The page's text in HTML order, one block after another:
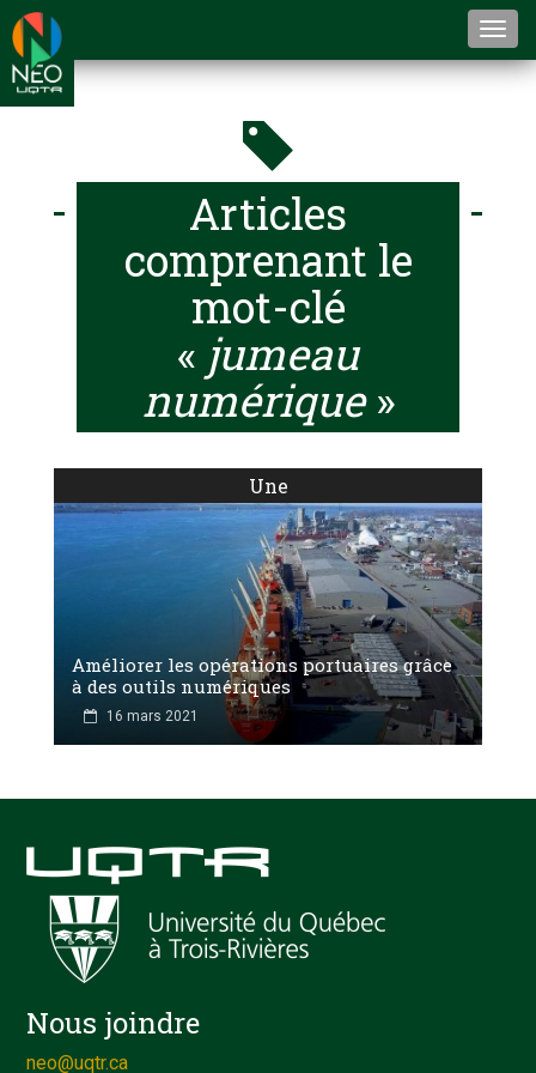
Articles
comprenant le
mot-clé
« jumeau
numérique»
Une
Améliorer les opérations portuaires grâce
à des outils numériques
16 mars 2021
Nous joindre
neo@uqtr.ca